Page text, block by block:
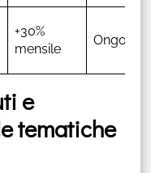
+30%
mensile
Ongoing
e
tematiche